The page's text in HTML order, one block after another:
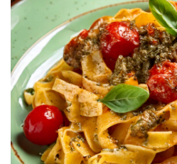
Salsa: In una padella,
con olio d`oliva. Aggiungi
vino e cuoci 5 minuti.
pepe.
Filetto: Cuoci i filetti in una
minuti per lato,
Composizione: Servi i filetti